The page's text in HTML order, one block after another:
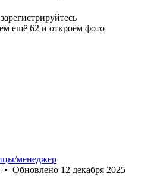
ещё 62 и откроем фото
менеджер
• Обновлено 12 декабря 2025